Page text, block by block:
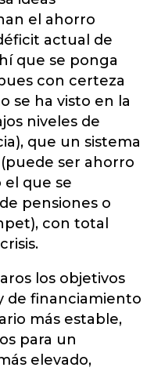
el ahorro
actual de
que se ponga
con certeza
se ha visto en la
niveles de
que un sistema
ser ahorro
el que se
pensiones o
con total
los objetivos
de financiamiento
más estable,
para un
elevado,